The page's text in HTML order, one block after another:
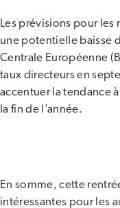
Les prévisions pour
une potentielle baisse
Centrale Européenne
taux directeurs en
accentuer la tendance
la fin de l’année​.
En somme, cette
intéressantes pour les